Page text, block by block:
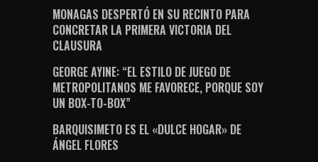
MONAGAS DESPERTÓ EN SU RECINTO PARA
CONCRETAR LA PRIMERA VICTORIA DEL
CLAUSURA
GEORGE AYINE: “EL ESTILO DE JUEGO DE
METROPOLITANOS ME FAVORECE, PORQUE SOY
UN BOX-TO-BOX”
BARQUISIMETO ES EL «DULCE HOGAR» DE
ÁNGEL FLORES